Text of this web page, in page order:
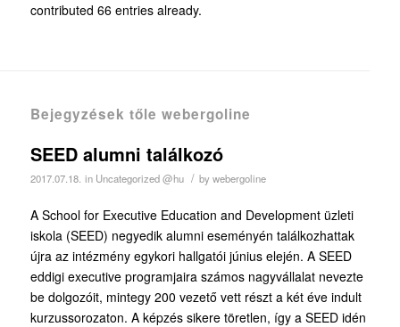
contributed 66 entries already.
Bejegyzések tőle webergoline
SEED alumni találkozó
2017.07.18. in Uncategorized @hu / bywebergoline
A School for Executive Education and Development üzleti
iskola (SEED) negyedik alumni eseményén találkozhattak
újra az intézmény egykori hallgatói június elején. A SEED
eddigi executive programjaira számos nagyvállalat nevezte
be dolgozóit, mintegy 200 vezető vett részt a két éve indult
kurzussorozaton. A képzés sikere töretlen, így a SEED idén